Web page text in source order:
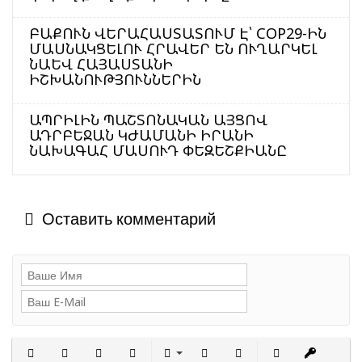
ԲԱՔՈՒՆ ՎԵՐԱՀԱՍՏԱՏՈՒՄ Է՝ COP29-ԻՆ
ՄԱՍՆԱԿՑԵԼՈՒ ՀՐԱՎԵՐ ԵՆ ՈՒՂԱՐԿԵԼ
ՆԱԵՎ ՀԱՅԱՍՏԱՆԻ
ԻՇԽԱՆՈՒԹՅՈՒՆՆԵՐԻՆ
ԱՊՐԻԼԻՆ ՊԱՇՏՈՆԱԿԱՆ ԱՅՑՈՎ
ԱԴՐԲԵՋԱՆ ԿԺԱՄԱՆԻ ԻՐԱՆԻ
ՆԱԽԱԳԱՀ ՄԱՍՈՒԴ ՓԵԶԵՇՔԻԱՆԸ
Оставить комментарий